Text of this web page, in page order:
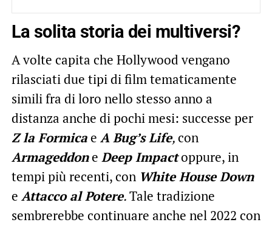
La solita storia dei multiversi?
A volte capita che Hollywood vengano
rilasciati due tipi di film tematicamente
simili fra di loro nello stesso anno a
distanza anche di pochi mesi: successe per
Z la Formicae A Bug’s Life,con
Armageddone Deep Impactoppure, in
tempi più recenti, con White House Down
e Attacco al Potere.Tale tradizione
sembrerebbe continuare anche nel 2022 con